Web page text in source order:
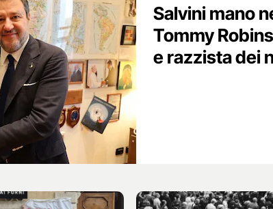
Salvini mano
Tommy
e razzista dei